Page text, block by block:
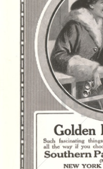
SOUTHERN PACIFIC